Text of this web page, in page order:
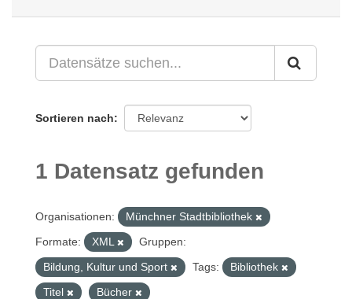
Sortieren nach
1 Datensatz gefunden
Organisationen:
Münchner Stadtbibliothek
Formate:
XML
Gruppen:
Bildung, Kultur und Sport
Tags:
Bibliothek
Titel
Bücher